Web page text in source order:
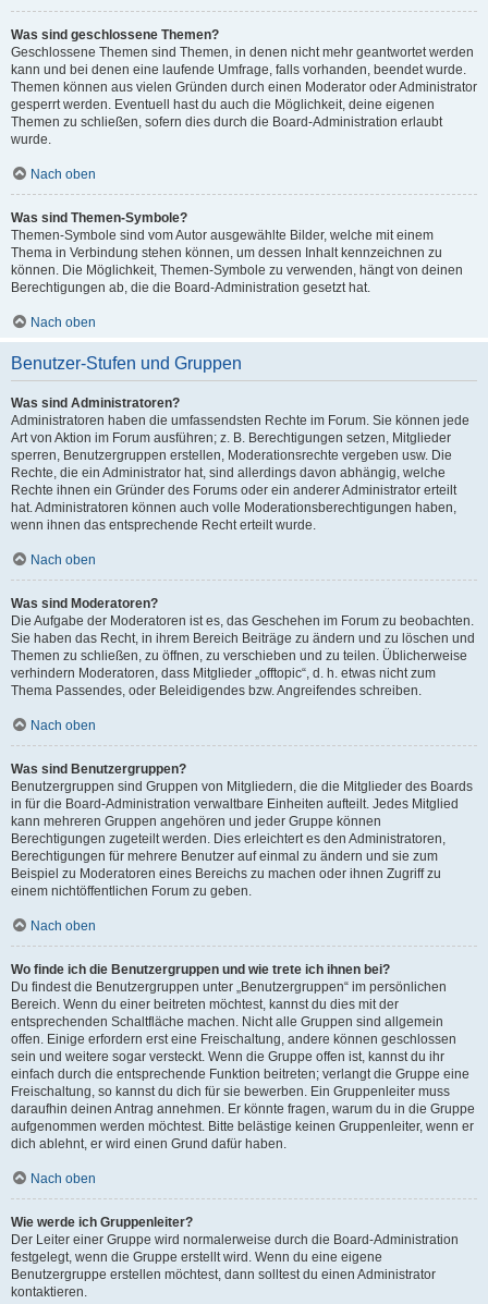
Was sind geschlossene Themen?
Geschlossene Themen sind Themen, in denen nicht mehr geantwortet werden
kann und bei denen eine laufende Umfrage, falls vorhanden, beendet wurde.
Themen können aus vielen Gründen durch einen Moderator oder Administrator
gesperrt werden. Eventuell hast du auch die Möglichkeit, deine eigenen
Themen zu schließen, sofern dies durch die Board-Administration erlaubt
wurde.
Nach oben
Was sind Themen-Symbole?
Themen-Symbole sind vom Autor ausgewählte Bilder, welche mit einem
Thema in Verbindung stehen können, um dessen Inhalt kennzeichnen zu
können. Die Möglichkeit, Themen-Symbole zu verwenden, hängt von deinen
Berechtigungen ab, die die Board-Administration gesetzt hat.
Nach oben
Benutzer-Stufen und Gruppen
Was sind Administratoren?
Administratoren haben die umfassendsten Rechte im Forum. Sie können jede
Art von Aktion im Forum ausführen; z. B. Berechtigungen setzen, Mitglieder
sperren, Benutzergruppen erstellen, Moderationsrechte vergeben usw. Die
Rechte, die ein Administrator hat, sind allerdings davon abhängig, welche
Rechte ihnen ein Gründer des Forums oder ein anderer Administrator erteilt
hat. Administratoren können auch volle Moderationsberechtigungen haben,
wenn ihnen das entsprechende Recht erteilt wurde.
Nach oben
Was sind Moderatoren?
Die Aufgabe der Moderatoren ist es, das Geschehen im Forum zu beobachten.
Sie haben das Recht, in ihrem Bereich Beiträge zu ändern und zu löschen und
Themen zu schließen, zu öffnen, zu verschieben und zu teilen. Üblicherweise
verhindern Moderatoren, dass Mitglieder „offtopic“, d. h. etwas nicht zum
Thema Passendes, oder Beleidigendes bzw. Angreifendes schreiben.
Nach oben
Was sind Benutzergruppen?
Benutzergruppen sind Gruppen von Mitgliedern, die die Mitglieder des Boards
in für die Board-Administration verwaltbare Einheiten aufteilt. Jedes Mitglied
kann mehreren Gruppen angehören und jeder Gruppe können
Berechtigungen zugeteilt werden. Dies erleichtert es den Administratoren,
Berechtigungen für mehrere Benutzer auf einmal zu ändern und sie zum
Beispiel zu Moderatoren eines Bereichs zu machen oder ihnen Zugriff zu
einem nichtöffentlichen Forum zu geben.
Nach oben
Wo finde ich die Benutzergruppen und wie trete ich ihnen bei?
Du findest die Benutzergruppen unter „Benutzergruppen“ im persönlichen
Bereich. Wenn du einer beitreten möchtest, kannst du dies mit der
entsprechenden Schaltfläche machen. Nicht alle Gruppen sind allgemein
offen. Einige erfordern erst eine Freischaltung, andere können geschlossen
sein und weitere sogar versteckt. Wenn die Gruppe offen ist, kannst du ihr
einfach durch die entsprechende Funktion beitreten; verlangt die Gruppe eine
Freischaltung, so kannst du dich für sie bewerben. Ein Gruppenleiter muss
daraufhin deinen Antrag annehmen. Er könnte fragen, warum du in die Gruppe
aufgenommen werden möchtest. Bitte belästige keinen Gruppenleiter, wenn er
dich ablehnt, er wird einen Grund dafür haben.
Nach oben
Wie werde ich Gruppenleiter?
Der Leiter einer Gruppe wird normalerweise durch die Board-Administration
festgelegt, wenn die Gruppe erstellt wird. Wenn du eine eigene
Benutzergruppe erstellen möchtest, dann solltest du einen Administrator
kontaktieren.